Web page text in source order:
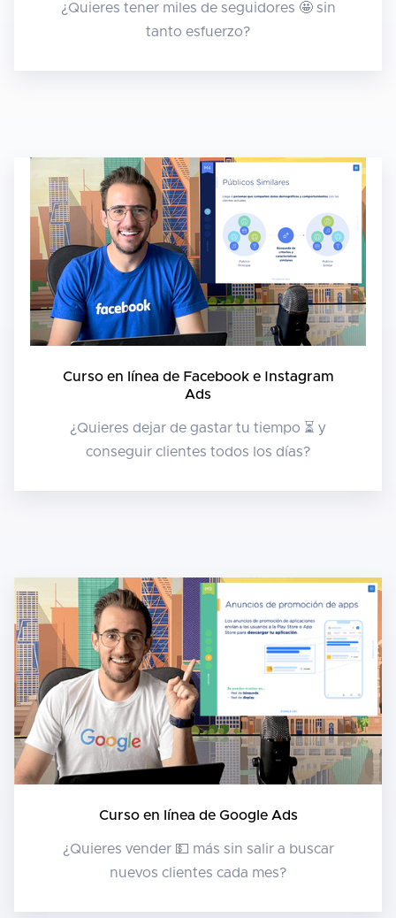
¿Quieres tener miles de seguidores 🤩 sin
tanto esfuerzo?
Curso en línea de Facebook e Instagram
Ads
¿Quieres dejar de gastar tu tiempo ⏳ y
conseguir clientes todos los días?
Curso en línea de Google Ads
¿Quieres vender 💵 más sin salir a buscar
nuevos clientes cada mes?